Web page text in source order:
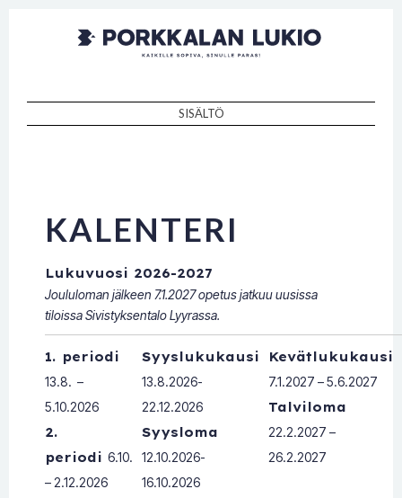
Porkkalan
lukio
Kaikille sopiva, sinulle paras!
SISÄLTÖ
KALENTERI
Lukuvuosi 2026-2027
Joululoman jälkeen 7.1.2027 opetus jatkuu uusissa
tiloissa Sivistyksentalo Lyyrassa.
1. periodi
13.8. –
5.10.2026
2.
periodi 6.10.
– 2.12.2026
Syyslukukausi
13.8.2026-
22.12.2026
Syysloma
12.10.2026-
16.10.2026
Kevätlukukausi
7.1.2027 – 5.6.2027
Talviloma
22.2.2027 –
26.2.2027